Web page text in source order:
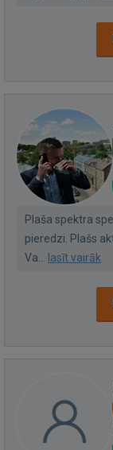
Plaša spektra
pieredzi. Plašs
Va...
lasīt vairāk